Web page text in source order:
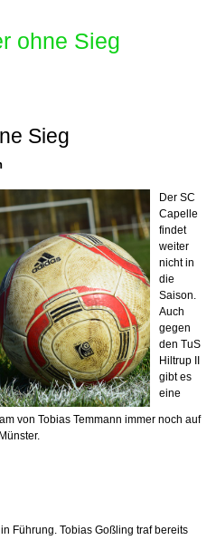
ohne Sieg
Sieg
Der SC
Capelle
findet
weiter
nicht in
die
Saison.
Auch
gegen
den TuS
Hiltrup II
gibt es
eine
von Tobias Temmann immer noch auf
Führung. Tobias Goßling traf bereits